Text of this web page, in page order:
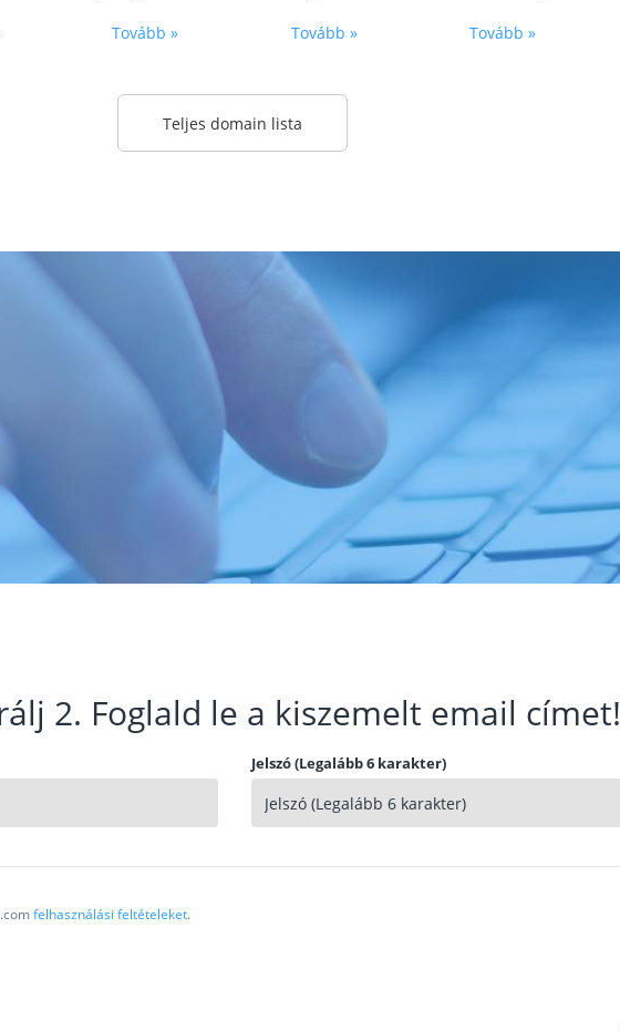
Tovább » Tovább » Tovább »
Teljes domain lista
2. Foglald le a kiszemelt email címet!
Jelszó (Legalább 6 karakter)
felhasználási feltételeket.